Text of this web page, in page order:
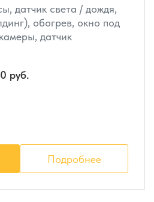
датчик света / дождя,
обогрев, окно под
датчик
руб.
Подробнее